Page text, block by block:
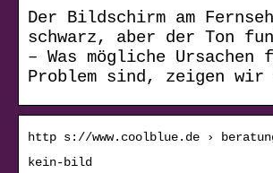
Der Bildschirm am
schwarz, aber der Ton
– Was mögliche Ursachen
Problem sind, zeigen
http s://www.coolblue.de ›
kein-bild